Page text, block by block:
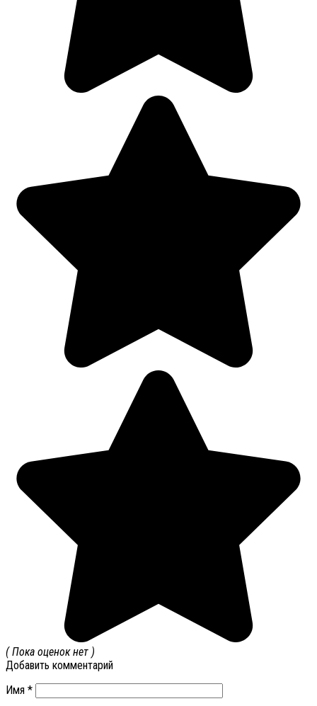
( Пока оценок нет )
Добавить комментарий
Имя *